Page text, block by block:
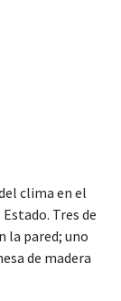
clima en el
Tres de
la pared; uno
de madera